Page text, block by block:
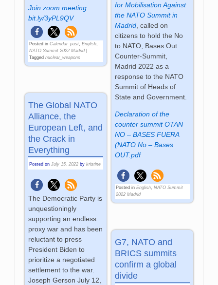
for Mobilisation Against
the NATO Summit in
Madrid, called on
citizens to hold the No
to NATO, Bases Out
Counter-Summit,
Madrid 2022 as a
response to the NATO
Summit of Heads of
State and Government.
Declaration of the
counter summit OTAN
NO – BASES FUERA
(NATO No – Bases
OUT.pdf
Posted in English, NATO Summit
2022 Madrid
Join zoom meeting
bit.ly/3yPL9QV
Posted in Calendar_past ,English
NATO Summit 2022 Madrid
Tagged nuclear_weapons
The Global NATO
Alliance, the
European Left, and
the Crack in
Everything
Posted onJuly 15, 2022 bykristine
The Democratic Party is
unquestioningly
supporting an endless
proxy war and has been
reluctant to press
President Biden to
prioritize a negotiated
settlement to the war.
Joseph Gerson July 12,
G7, NATO and
BRICS summits
confirm a global
divide